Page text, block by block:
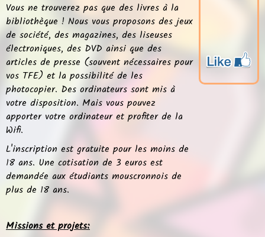
Vous ne trouverez pas que des livres à la
bibliothèque ! Nous vous proposons des jeux
de société, des magazines, des liseuses
électroniques, des DVD ainsi que des
articles de presse (souvent nécessaires pour
vos TFE) et la possibilité de les
photocopier. Des ordinateurs sont mis à
votre disposition. Mais vous pouvez
apporter votre ordinateur et profiter de la
Wifi.
L'inscription est gratuite pour les moins de
18 ans. Une cotisation de 3 euros est
demandée aux étudiants mouscronnois de
plus de 18 ans.
Missions et projets: